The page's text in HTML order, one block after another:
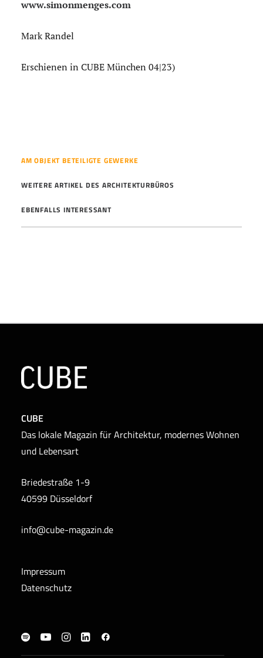
www.simonmenges.com
Mark Randel
Erschienen in CUBE München 04|23)
AM OBJEKT BETEILIGTE GEWERKE
WEITERE ARTIKEL DES ARCHITEKTURBÜROS
EBENFALLS INTERESSANT
CUBE
Das lokale Magazin für Architektur, modernes Wohnen
und Lebensart
Briedestraße 1-9
40599 Düsseldorf
info@cube-magazin.de
Impressum
Datenschutz